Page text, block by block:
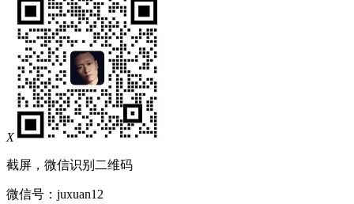
X
截屏，微信识别二维码
微信号： juxuan12